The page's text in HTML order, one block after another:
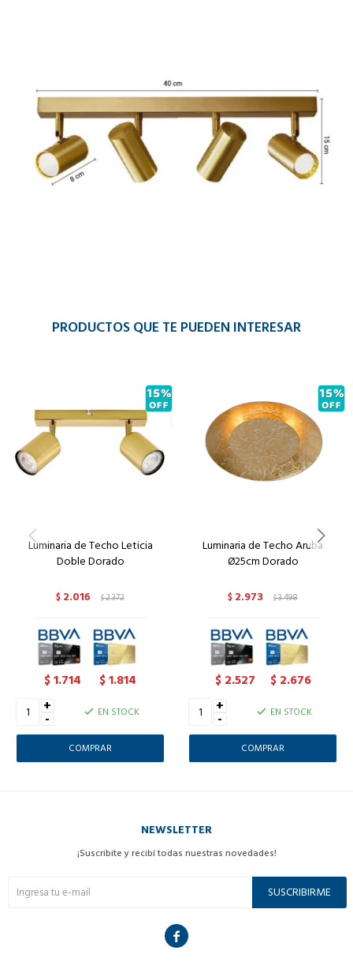
PRODUCTOS QUE TE PUEDEN INTERESAR
Luminaria de Techo Leticia
Doble Dorado
$ 2.016 $2.372
$1.714 $1.814
+
- EN STOCK
Luminaria de Techo Aruba
Ø25cm Dorado
$ 2.973 $3.498
$ 2.527 $ 2.676
+
- EN STOCK
NEWSLETTER
¡Suscribite y recibí todas nuestras novedades!
SUSCRIBIRME
